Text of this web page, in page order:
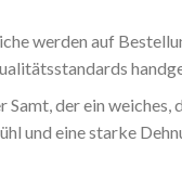
werden auf
der ein weiches,
und eine starke